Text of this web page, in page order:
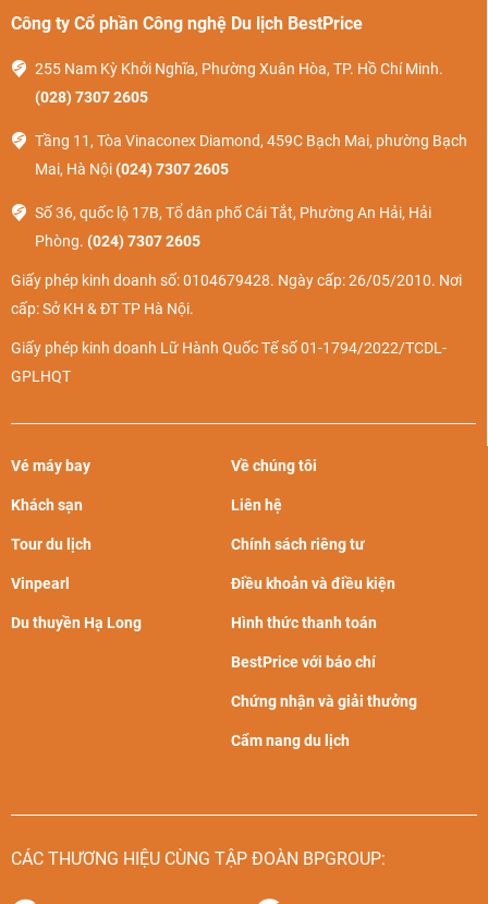
mùa, với mùa hè nóng ẩm và mùa đông khô lạnh. Nhiệt độ
trung bình năm dao động từ 15–26°C, khá dễ chịu cho các
hoạt động du lịch quanh năm. Du khách nên theo dõi dự
báo thời tiết trước khi đi để chuẩn bị trang phục phù hợp,
khám phá ẩm thực đường phố.
Thời tiết tại Hà Khẩu
Mùa xuân
Thời gian: từ tháng 3 đến tháng 5
Đặc điểm thời tiết: Nắng ấm
Mùa xuân tại Hà Khẩu nắng ấm áp rất phù hợp để bạn tham
Hoạt động nổi bật nên trải nghiệm:
Công ty Cổ phần Công nghệ Du lịch BestPrice
255 Nam Kỳ Khởi Nghĩa, Phường Xuân Hòa, TP. Hồ Chí Minh.
(028) 7307 2605
Tầng 11, Tòa Vinaconex Diamond, 459C Bạch Mai, phường Bạch
Mai, Hà Nội(024) 7307 2605
Số 36, quốc lộ 17B, Tổ dân phố Cái Tắt, Phường An Hải, Hải
Phòng. (024) 7307 2605
Giấy phép kinh doanh số: 0104679428. Ngày cấp: 26/05/2010. Nơi
cấp: Sở KH & ĐT TP Hà Nội.
Giấy phép kinh doanh Lữ Hành Quốc Tế số 01-1794/2022/TCDL-
GPLHQT
Vé máy bay
Khách sạn
Tour du lịch
Vinpearl
Du thuyền Hạ Long
Về chúng tôi
Liên hệ
Chính sách riêng tư
Điều khoản và điều kiện
Hình thức thanh toán
BestPrice với báo chí
Chứng nhận và giải thưởng
Cẩm nang du lịch
CÁC THƯƠNG HIỆU CÙNG TẬP ĐOÀN BPGROUP: